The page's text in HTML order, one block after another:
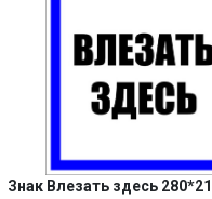
Знак Влезать здесь